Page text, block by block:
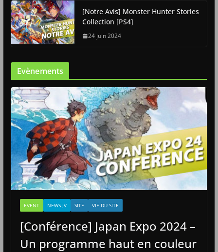
[Notre Avis] Monster Hunter Stories
Collection [PS4]
24 juin 2024
Evènements
EVENT NEWS JV SITE VIE DU SITE
[Conférence] Japan Expo 2024 –
Un programme haut en couleur